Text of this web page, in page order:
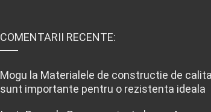
COMENTARII RECENTE:
Mogu la Materialele de constructie de
sunt importante pentru o rezistenta ideala